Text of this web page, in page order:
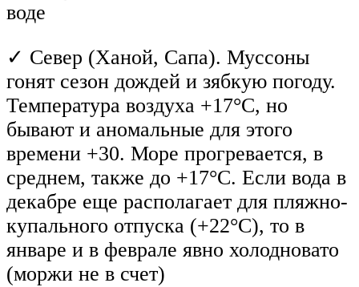
воде
✓ Север (Ханой, Сапа). Муссоны
гонят сезон дождей и зябкую погоду.
Температура воздуха +17°C, но
бывают и аномальные для этого
времени +30. Море прогревается, в
среднем, также до +17°C. Если вода в
декабре еще располагает для пляжно-
купального отпуска (+22°C), то в
январе и в феврале явно холодновато
(моржи не в счет)